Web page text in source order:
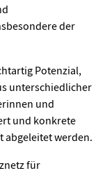
der
Potenzial,
unterschiedlicher
und
und konkrete
abgeleitet werden.
für